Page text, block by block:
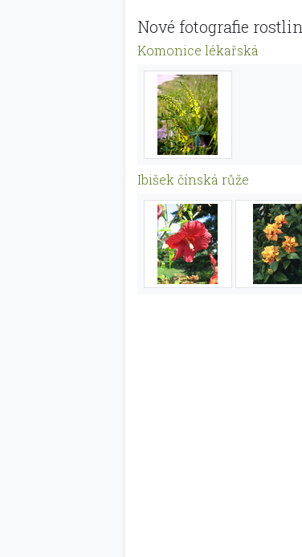
Nové fotografie rostlin
Komonice lékařská
Ibišek čínská růže